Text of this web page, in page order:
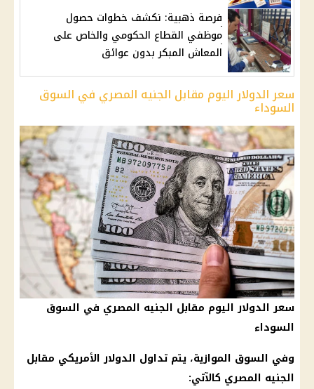
فرصة ذهبية: نكشف خطوات حصول
موظفي القطاع الحكومي والخاص على
المعاش المبكر بدون عوائق
سعر الدولار اليوم مقابل الجنيه المصري في السوق
السوداء
سعر الدولار اليوم مقابل الجنيه المصري في السوق
السوداء
وفي السوق الموازية، يتم تداول الدولارالأمريكي مقابل
الجنيه المصري كالآتي: